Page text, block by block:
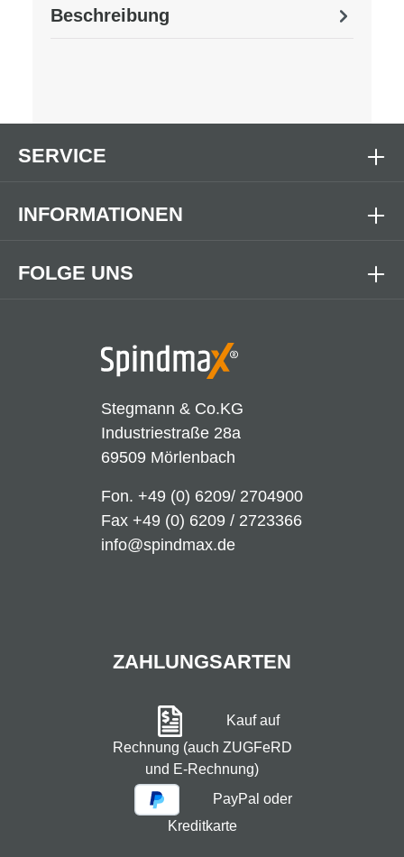
Beschreibung
Stegmann & Co.KG
Industriestraße 28a
69509 Mörlenbach
Fon. +49 (0) 6209/ 2704900
Fax +49 (0) 6209 / 2723366
info@spindmax.de
FOLGE UNS
SERVICE
INFORMATIONEN
ZAHLUNGSARTEN
Kauf auf
Rechnung (auch ZUGFeRD
und E-Rechnung)
PayPal oder
Kreditkarte